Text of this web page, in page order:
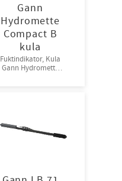
Gann
Hydromette
Compact B
kula
Fuktindikator, Kula
Gann Hydromette